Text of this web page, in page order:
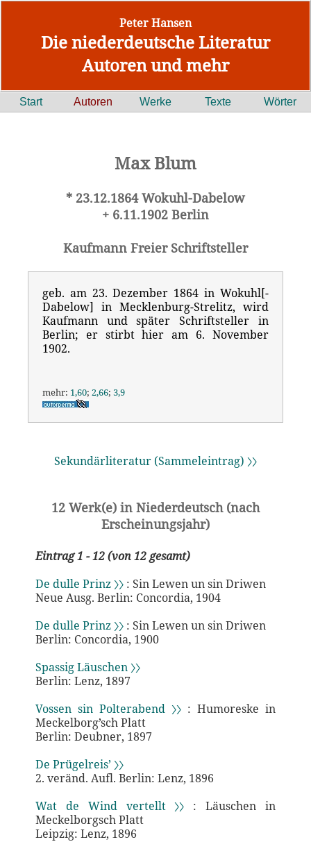
Peter Hansen
Die niederdeutsche Literatur
Autoren und mehr
Start Autoren Werke Texte Wörter
Max Blum
* 23.12.1864 Wokuhl-Dabelow
+ 6.11.1902 Berlin
Kaufmann Freier Schriftsteller
geb. am 23. Dezember 1864 in Wokuhl[-
Dabelow] in Mecklenburg-Strelitz, wird
Kaufmann und später Schriftsteller in
Berlin; er stirbt hier am 6. November
1902.
mehr: 1,60; 2,66; 3,9
Sekundärliteratur (Sammeleintrag) 〉〉
12 Werk(e) in Niederdeutsch (nach
Erscheinungsjahr)
Eintrag 1 - 12 (von 12 gesamt)
De dulle Prinz 〉〉: Sin Lewen un sin Driwen
Neue Ausg. Berlin: Concordia, 1904
De dulle Prinz 〉〉: Sin Lewen un sin Driwen
Berlin: Concordia, 1900
Spassig Läuschen 〉〉
Berlin: Lenz, 1897
Vossen sin Polterabend 〉〉 : Humoreske in
Meckelborg’sch Platt
Berlin: Deubner, 1897
De Prügelreis’ 〉〉
2. veränd. Aufl. Berlin: Lenz, 1896
Wat de Wind vertellt 〉〉 : Läuschen in
Meckelborgsch Platt
Leipzig: Lenz, 1896